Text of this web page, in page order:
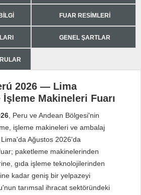
FUAR RESIMLERI
GENEL ŞARTLAR
2026 — Lima
İşleme Makineleri Fuarı
, Peru ve Andean Bölgesi'nin
işleme makineleri ve ambalaj
Lima'da Ağustos 2026'da
paketleme makinelerinden
gıda işleme teknolojilerinden
kadar geniş bir yelpazeyi
tarımsal ihracat sektöründeki